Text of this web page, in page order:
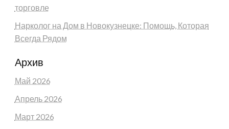
торговле
Нарколог на Дом в Новокузнецке: Помощь, Которая
Всегда Рядом
Архив
Май 2026
Апрель 2026
Март 2026